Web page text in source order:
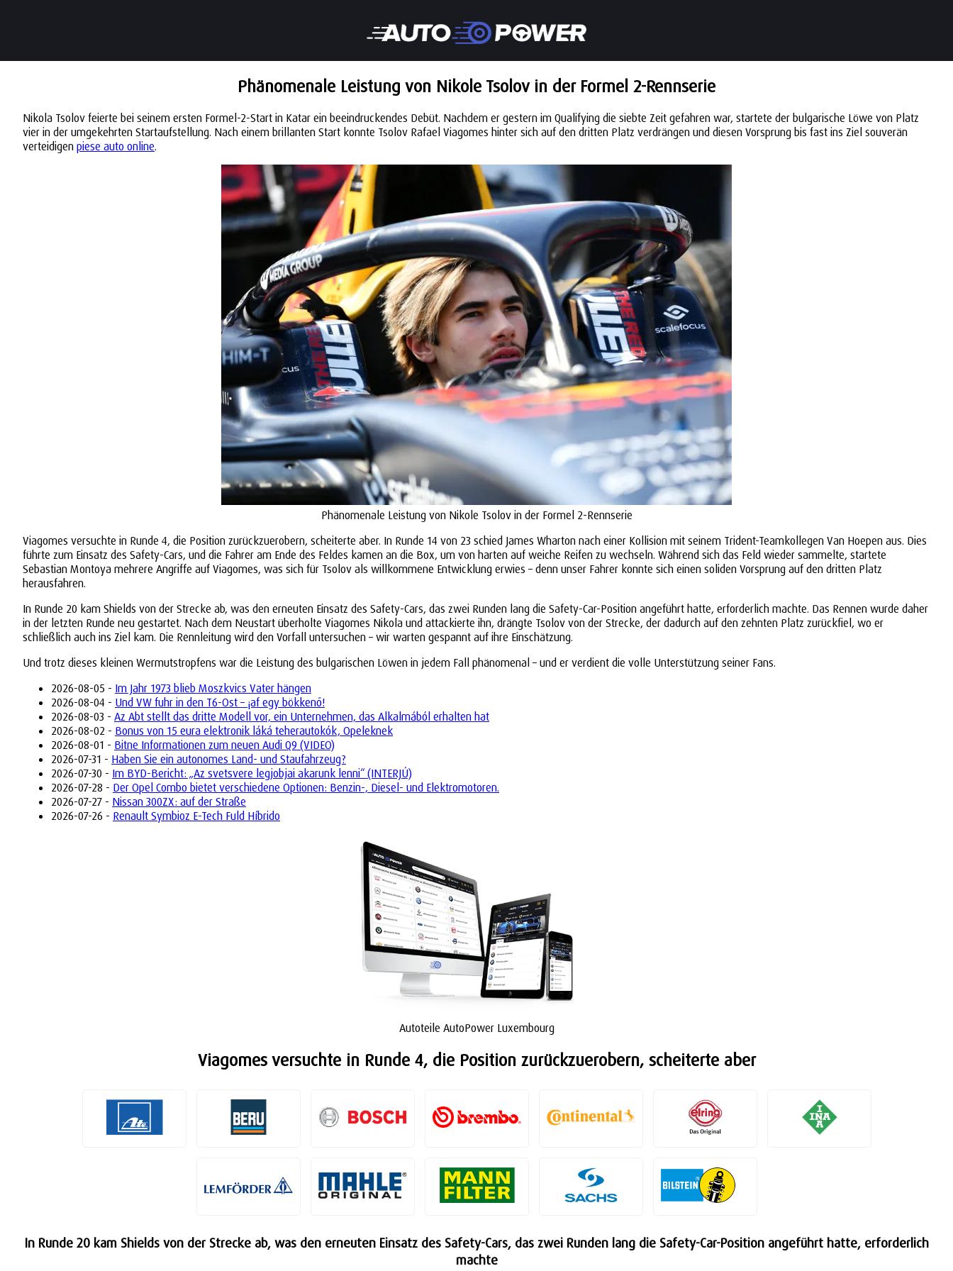
Phänomenale Leistung von Nikole Tsolov in der Formel 2-Rennserie
Nikola Tsolov feierte bei seinem ersten Formel-2-Start in Katar ein beeindruckendes Debüt. Nachdem er gestern im Qualifying die siebte Zeit gefahren war, startete der bulgarische Löwe von Platz
vier in der umgekehrten Startaufstellung. Nach einem brillanten Start konnte Tsolov Rafael Viagomes hinter sich auf den dritten Platz verdrängen und diesen Vorsprung bis fast ins Ziel souverän
verteidigen piese auto online.
Phänomenale Leistung von Nikole Tsolov in der Formel 2-Rennserie
Viagomes versuchte in Runde 4, die Position zurückzuerobern, scheiterte aber. In Runde 14 von 23 schied James Wharton nach einer Kollision mit seinem Trident-Teamkollegen Van Hoepen aus. Dies
führte zum Einsatz des Safety-Cars, und die Fahrer am Ende des Feldes kamen an die Box, um von harten auf weiche Reifen zu wechseln. Während sich das Feld wieder sammelte, startete
Sebastian Montoya mehrere Angriffe auf Viagomes, was sich für Tsolov als willkommene Entwicklung erwies – denn unser Fahrer konnte sich einen soliden Vorsprung auf den dritten Platz
herausfahren.
In Runde 20 kam Shields von der Strecke ab, was den erneuten Einsatz des Safety-Cars, das zwei Runden lang die Safety-Car-Position angeführt hatte, erforderlich machte. Das Rennen wurde daher
in der letzten Runde neu gestartet. Nach dem Neustart überholte Viagomes Nikola und attackierte ihn, drängte Tsolov von der Strecke, der dadurch auf den zehnten Platz zurückfiel, wo er
schließlich auch ins Ziel kam. Die Rennleitung wird den Vorfall untersuchen – wir warten gespannt auf ihre Einschätzung.
Und trotz dieses kleinen Wermutstropfens war die Leistung des bulgarischen Löwen in jedem Fall phänomenal – und er verdient die volle Unterstützung seiner Fans.
2026-08-05 - Im Jahr 1973 blieb Moszkvics Vater hängen
2026-08-04 - Und VW fuhr in den T6-Ost – ¡af egy bökkenő!
2026-08-03 - Az Abt stellt das dritte Modell vor, ein Unternehmen, das Alkalmából erhalten hat
2026-08-02 - Bonus von 15 eura elektronik láká teherautokók, Opeleknek
2026-08-01 - Bitne Informationen zum neuen Audi Q9 (VIDEO)
2026-07-31 - Haben Sie ein autonomes Land- und Staufahrzeug?
2026-07-30 - Im BYD-Bericht: „Az svetsvere legjobjai akarunk lenni“ (INTERJÚ)
2026-07-28 - Der Opel Combo bietet verschiedene Optionen: Benzin-, Diesel- und Elektromotoren.
2026-07-27 - Nissan 300ZX: auf der Straße
2026-07-26 - Renault Symbioz E-Tech Fuld Híbrido
Autoteile AutoPower Luxembourg
Viagomes versuchte in Runde 4, die Position zurückzuerobern, scheiterte aber
In Runde 20 kam Shields von der Strecke ab, was den erneuten Einsatz des Safety-Cars, das zwei Runden lang die Safety-Car-Position angeführt hatte, erforderlich
machte